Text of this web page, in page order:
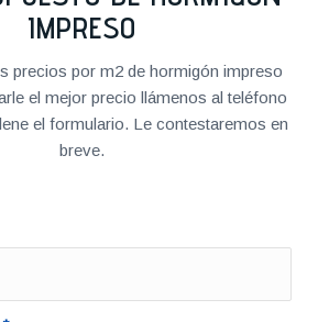
IMPRESO
precios por m2 de hormigón impreso
el mejor precio llámenos al teléfono
el formulario. Le contestaremos en
breve.